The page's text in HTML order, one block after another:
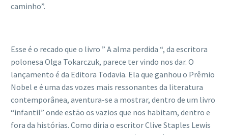
caminho”.
Esse é o recado que o livro ” A alma perdida “, da escritora
polonesa Olga Tokarczuk, parece ter vindo nos dar. O
lançamento é da Editora Todavia. Ela que ganhou o Prêmio
Nobel e é uma das vozes mais ressonantes da literatura
contemporânea, aventura-se a mostrar, dentro de um livro
“infantil” onde estão os vazios que nos habitam, dentro e
fora da histórias. Como diria o escritor Clive Staples Lewis